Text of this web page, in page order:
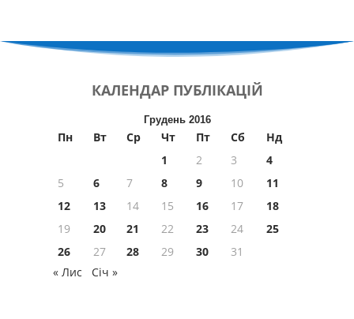
КАЛЕНДАР ПУБЛІКАЦІЙ
Грудень 2016
Пн Вт Ср Чт Пт Сб
Нд
1
2 3
4
5
6 7 8 9 10
11
12
13 14 15 16 17
18
19
20 21 22 23 24
25
26
27 28 29 30
31
« Лис
Січ »